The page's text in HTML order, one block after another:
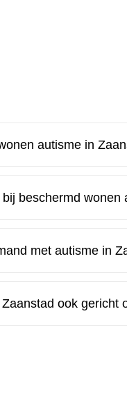
autisme in
beschermd wonen
met autisme in
ook gericht